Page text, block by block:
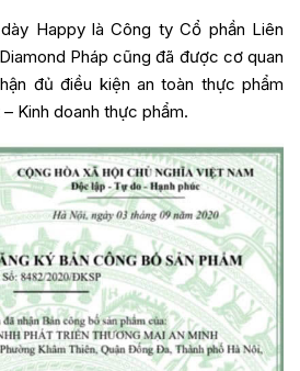
Happy là Công ty Cổ phần Liên
Pháp cũng đã được cơ quan
đủ điều kiện an toàn thực phẩm
Kinh doanh thực phẩm.